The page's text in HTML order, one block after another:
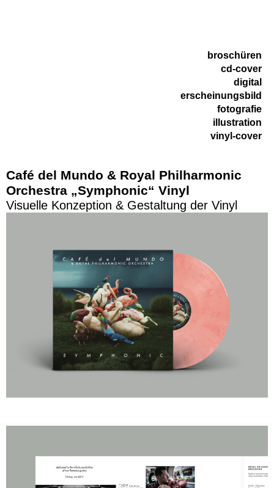
broschüren
cd-cover
digital
erscheinungsbild
fotografie
illustration
vinyl-cover
Café del Mundo & Royal Philharmonic
Orchestra „Symphonic“ Vinyl
Visuelle Konzeption & Gestaltung der Vinyl